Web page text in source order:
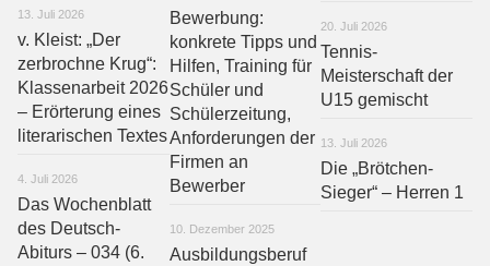
13. Juli 2026
v. Kleist: „Der
zerbrochne Krug“:
Klassenarbeit 2026
– Erörterung eines
literarischen Textes
4. Juli 2026
Das Wochenblatt
des Deutsch-
Abiturs – 034 (6.
20. Juli 2026
Tennis-
Meisterschaft der
U15 gemischt
13. Juli 2026
Die „Brötchen-
Sieger“ – Herren 1
Bewerbung:
konkrete Tipps und
Hilfen, Training für
Schüler und
Schülerzeitung,
Anforderungen der
Firmen an
Bewerber
10. Dezember 2025
Ausbildungsberuf